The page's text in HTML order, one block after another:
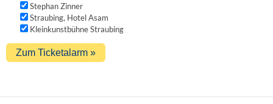
Stephan Zinner
Straubing, Hotel Asam
Kleinkunstbühne Straubing